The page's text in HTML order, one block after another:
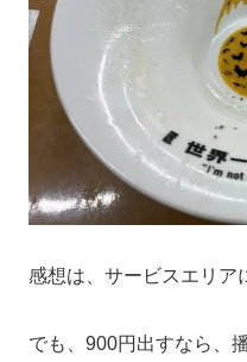
感想は、サービスエリア
でも、900円出すなら、